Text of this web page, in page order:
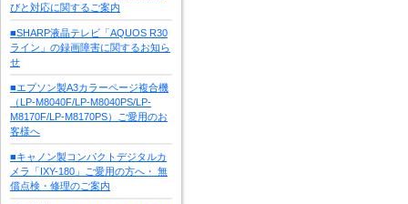
びと対応に関するご案内
■SHARP液晶テレビ「AQUOS R30
ライン」の録画障害に関するお知ら
せ
■エプソン製A3カラーページ複合機
（LP-M8040F/LP-M8040PS/LP-
M8170F/LP-M8170PS）ご愛用のお
客様へ
■キャノン製コンパクトデジタルカ
メラ「IXY-180」ご愛用の方へ・ 無
償点検・修理のご案内